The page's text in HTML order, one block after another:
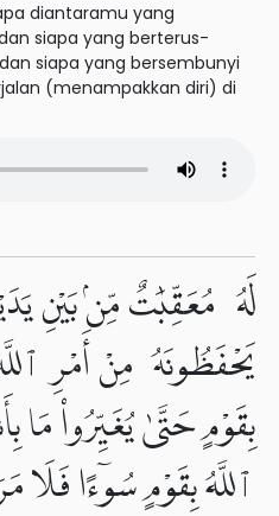
diantaramu yang
siapa yang berterus-
siapa yang bersembunyi
(menampakkan diri) di
لَهُۥ مُعَقِّبَٰتٌ مِّنۢ بَيْنِ
يَحْفَظُونَهُۥ مِنْ أَمْرِ
بِقَوْمٍ حَتَّىٰ يُغَيِّرُوا۟ مَا
ٱللَّهُ بِقَوْمٍ سُوٓءًا فَلَا